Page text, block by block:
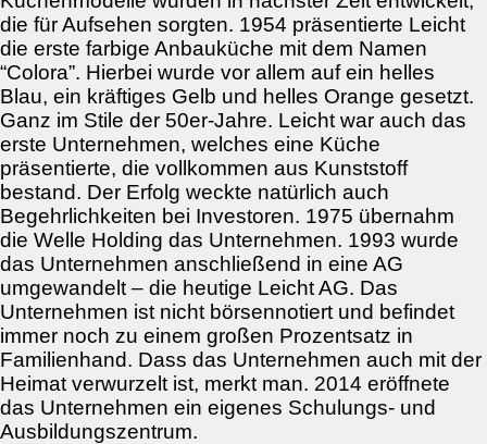
die für Aufsehen sorgten. 1954 präsentierte Leicht
die erste farbige Anbauküche mit dem Namen
“Colora”. Hierbei wurde vor allem auf ein helles
Blau, ein kräftiges Gelb und helles Orange gesetzt.
Ganz im Stile der 50er-Jahre. Leicht war auch das
erste Unternehmen, welches eine Küche
präsentierte, die vollkommen aus Kunststoff
bestand. Der Erfolg weckte natürlich auch
Begehrlichkeiten bei Investoren. 1975 übernahm
die Welle Holding das Unternehmen. 1993 wurde
das Unternehmen anschließend in eine AG
umgewandelt – die heutige Leicht AG. Das
Unternehmen ist nicht börsennotiert und befindet
immer noch zu einem großen Prozentsatz in
Familienhand. Dass das Unternehmen auch mit der
Heimat verwurzelt ist, merkt man. 2014 eröffnete
das Unternehmen ein eigenes Schulungs- und
Ausbildungszentrum.